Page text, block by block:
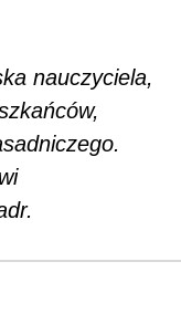
nauczyciela,